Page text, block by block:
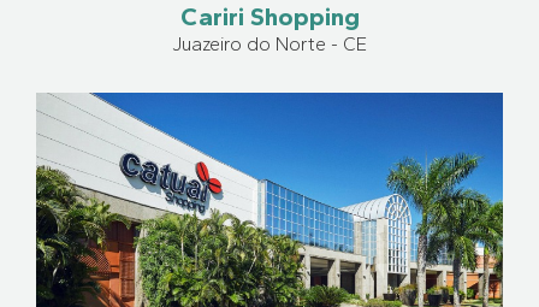
Cariri Shopping
Juazeiro do Norte - CE